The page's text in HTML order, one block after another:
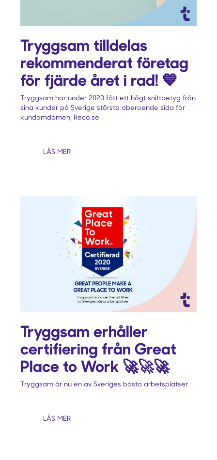
Tryggsam tilldelas
rekommenderat företag
för fjärde året i rad! 💙
Tryggsam har under 2020 fått ett högt snittbetyg från
sina kunder på Sverige största oberoende sida för
kundomdömen, Reco.se.
LÄS MER
Tryggsam erhåller
certifiering från Great
Place to Work 🚀🚀🚀
Tryggsam är nu en av Sveriges bästa arbetsplatser
LÄS MER